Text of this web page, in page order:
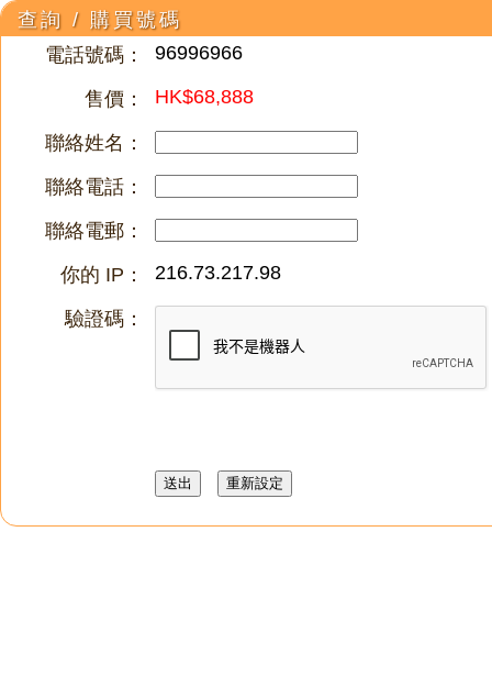
查詢 / 購買號碼
電話號碼：
96996966
售價： HK$68,888
聯絡姓名：
聯絡電話：
聯絡電郵：
你的 IP：
216.73.217.98
驗證碼：